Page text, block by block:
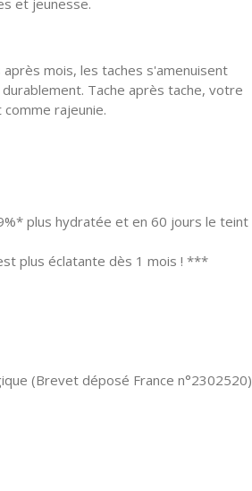
après mois, les taches s'amenuisent
Tache après tache, votre
rajeunie.
plus hydratée et en 60 jours le teint
plus éclatante dès 1 mois ! ***
(Brevet déposé France n°2302520)